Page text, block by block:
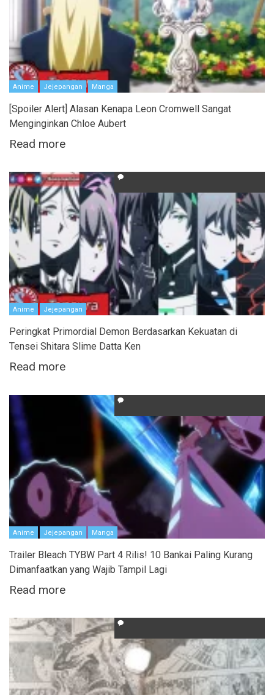
Anime Jejepangan Manga
[Spoiler Alert] Alasan Kenapa Leon Cromwell Sangat
Menginginkan Chloe Aubert
Read more
Anime Jejepangan
Peringkat Primordial Demon Berdasarkan Kekuatan di
Tensei Shitara Slime Datta Ken
Read more
Anime Jejepangan Manga
Trailer Bleach TYBW Part 4 Rilis! 10 Bankai Paling Kurang
Dimanfaatkan yang Wajib Tampil Lagi
Read more